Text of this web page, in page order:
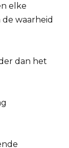
elke
waarheid
dan het